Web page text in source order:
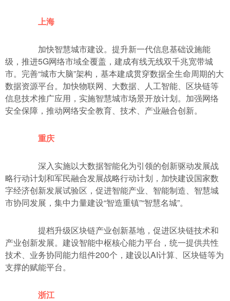
上海
加快智慧城市建设。提升新一代信息基础设施能
级，推进5G网络市域全覆盖，建成有线无线双千兆宽带城
市。完善“城市大脑”架构，基本建成贯穿数据全生命周期的大
数据资源平台。加快物联网、大数据、人工智能、区块链等
信息技术推广应用，实施智慧城市场景开放计划。加强网络
安全保障，推动网络安全教育、技术、产业融合创新。
重庆
深入实施以大数据智能化为引领的创新驱动发展战
略行动计划和军民融合发展战略行动计划，加快建设国家数
字经济创新发展试验区，促进智能产业、智能制造、智慧城
市协同发展，集中力量建设“智造重镇”“智慧名城”。
提档升级区块链产业创新基地，促进区块链技术和
产业创新发展。建设智能中枢核心能力平台，统一提供共性
技术、业务协同能力组件200个，建设以AI计算、区块链等为
支撑的赋能平台。
浙江